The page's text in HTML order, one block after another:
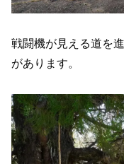
戦闘機が見える道を
があります。